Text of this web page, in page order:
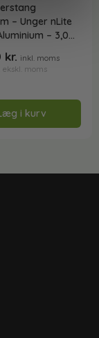
– Unger nLite
– 3,0
kr. inkl. moms
ekskl. moms
i kurv